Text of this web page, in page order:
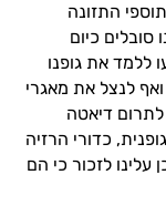
התזונה
סובלים כיום
ללמד את גופנו
לנצל את מאגרי
לתרום דיאטה
כדורי הרזיה
עלינו לזכור כי הם